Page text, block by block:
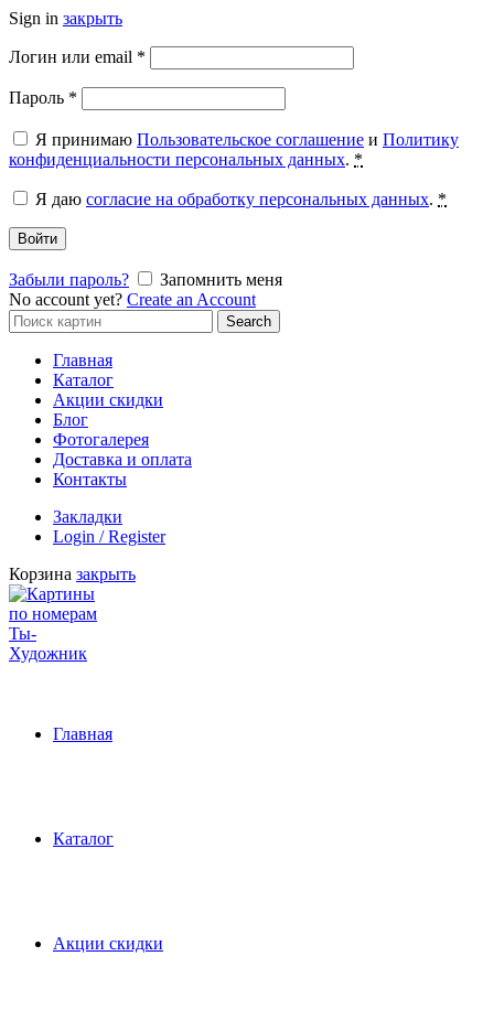
Sign in закрыть
Логин или email *
Пароль *
Я принимаю Пользовательское соглашение и Политику
конфиденциальности персональных данных. *
Я даю согласие на обработку персональных данных. *
Войти
Забыли пароль?
Запомнить меня
No account yet? Create an Account
Search
for:
Search
Главная
Каталог
Акции скидки
Блог
Фотогалерея
Доставка и оплата
Контакты
Закладки
Login / Register
Корзина закрыть
Главная
Каталог
Акции скидки